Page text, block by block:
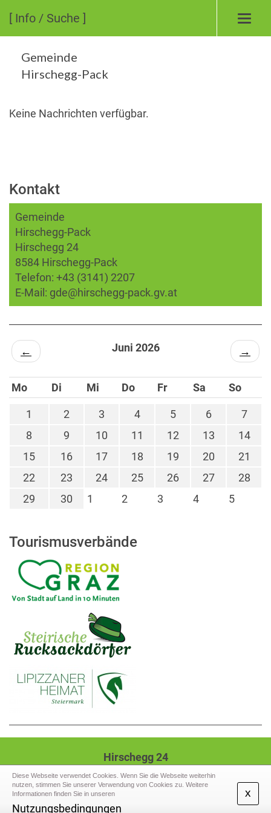
Diese Webseite verwendet Cookies. Wenn Sie die Webseite weiterhin
nutzen, stimmen Sie unserer Verwendung von Cookies zu. Weitere
Informationen finden Sie in unseren
Nutzungsbedingungen
x
[ Info / Suche ]
Gemeinde
Hirschegg-Pack
Keine Nachrichten verfügbar.
Kontakt
Gemeinde
Hirschegg-Pack
Hirschegg 24
8584 Hirschegg-Pack
Telefon: +43 (3141) 2207
E-Mail: gde@hirschegg-pack.gv.at
← Juni 2026 →
Mo Di Mi Do Fr Sa So
1 2 3 4 5 6
7
8
9 10 11 12 13
14
15
16 17 18 19 20
21
22
23 24 25 26 27
28
29
30 1 2 3 4 5
Tourismusverbände
Hirschegg 24
8584 Hirschegg-Pack
Tel.: +43 (3141) 2207, Mail: gde@hirschegg-